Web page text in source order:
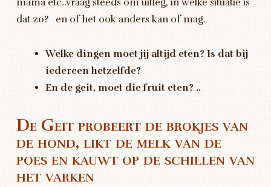
mama etc..vraag steeds om uitleg, in welke situatie is
dat zo? en of het ook anders kan of mag.
Welke dingen moet jij altijd eten? Is dat bij
iedereen hetzelfde?
En de geit, moet die fruit eten? ..
De Geit probeert de brokjes van
de hond, likt de melk van de
poes en kauwt op de schillen van
het varken